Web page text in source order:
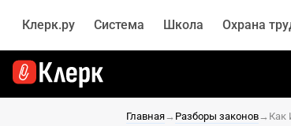
Клерк.ру Система Школа Охрана
Главная→ Разборы законов→